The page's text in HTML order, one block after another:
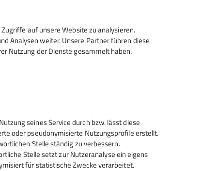
Sektion Rosenheim des
Deutschen Alpenvereins e.V.
Von-der-Tann-Str. 1 a
83022 Rosenheim
auf unsere Website zu analysieren.
Analysen weiter. Unsere Partner führen diese
Nutzung der Dienste gesammelt haben.
seines Service durch bzw. lässt diese
oder pseudonymisierte Nutzungsprofile erstellt.
Stelle ständig zu verbessern.
Stelle setzt zur Nutzeranalyse ein eigens
für statistische Zwecke verarbeitet.